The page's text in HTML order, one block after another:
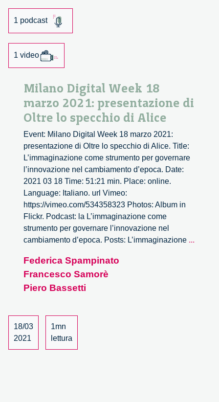
1 podcast
1 video
Milano Digital Week 18
marzo 2021: presentazione di
Oltre lo specchio di Alice
Event: Milano Digital Week 18 marzo 2021:
presentazione di Oltre lo specchio di Alice. Title:
L’immaginazione come strumento per governare
l’innovazione nel cambiamento d’epoca. Date:
2021 03 18 Time: 51:21 min. Place: online.
Language: Italiano. url Vimeo:
https://vimeo.com/534358323 Photos: Album in
Flickr. Podcast: la L’immaginazione come
strumento per governare l’innovazione nel
cambiamento d’epoca. Posts: L’immaginazione ...
Federica Spampinato
Francesco Samorè
Piero Bassetti
18/03
2021
1mn
lettura